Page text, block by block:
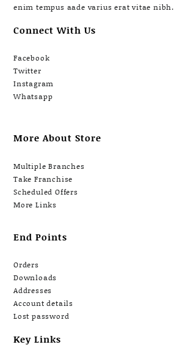
enim tempus aade varius erat vitae nibh.
Connect With Us
Facebook
Twitter
Instagram
Whatsapp
More About Store
Multiple Branches
Take Franchise
Scheduled Offers
More Links
End Points
Orders
Downloads
Addresses
Account details
Lost password
Key Links